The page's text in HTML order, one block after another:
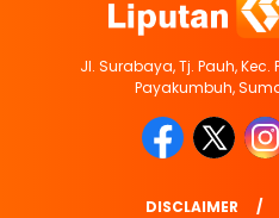
Jl. Surabaya, Tj. Pauh,
Payakumbuh,
DISCLAIMER